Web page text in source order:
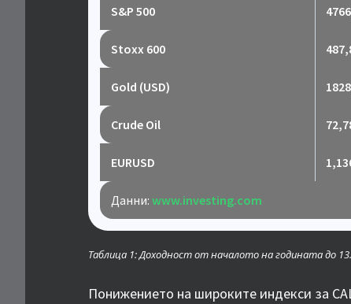
S&P 500
Stoxx 600
Gold (USD)
Crude Oil
EURUSD
Данни: www.investing.com
Таблица 1: Доходност от началото на годината до
Понижението на широките индекси за